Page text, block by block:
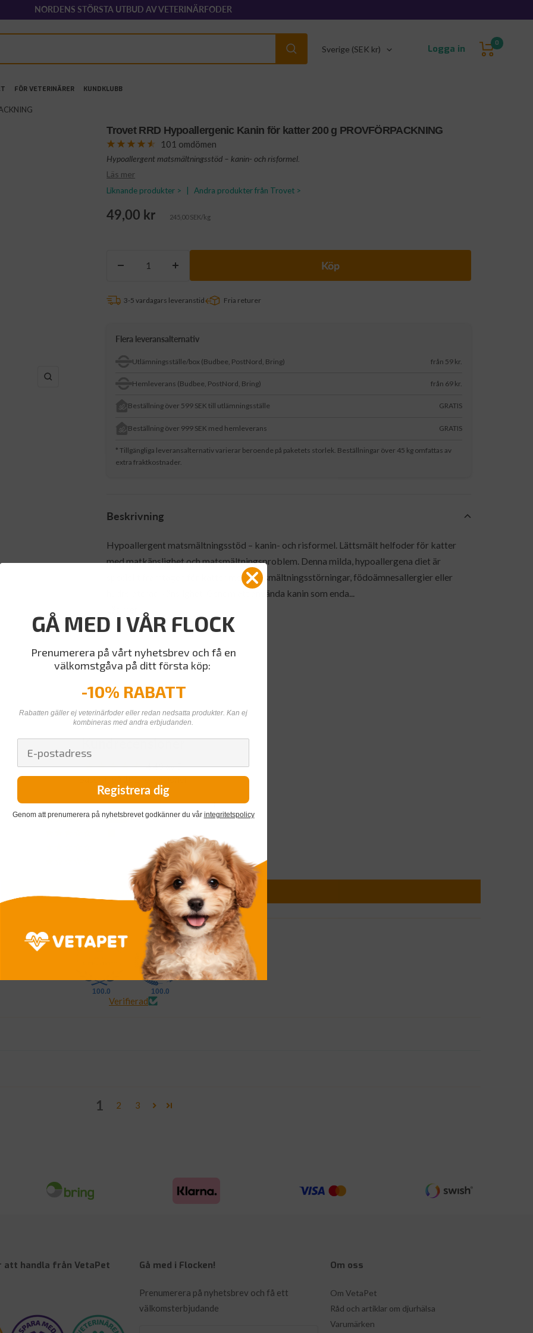
NORDENS STÖRSTA UTBUD AV VETERINÄRFODER
Land/RegionSverige (SEK kr) Logga in
0
FÖR VETERINÄRER KUNDKLUBB
Zooma
Trovet RRD Hypoallergenic Kanin för katter 200 g PROVFÖRPACKNING
101 omdömen
Hypoallergent matsmältningsstöd – kanin- och risformel.
Läs mer
Liknande produkter > | Andra produkter från Trovet >
Rea-
49,00 kr 245,00 SEK/kg
Minska
Köp
3-5 vardagars leveranstid Fria returer
Flera leveransalternativ
Utlämningsställe/box (Budbee, PostNord, Bring) från 59 kr.
Hemleverans (Budbee, PostNord, Bring) från 69 kr.
Beställning över 599 SEK till utlämningsställe GRATIS
Beställning över 999 SEK med hemleverans GRATIS
* Tillgängliga leveransalternativ varierar beroende på paketets storlek. Beställningar över 45 kg omfattas av
extra fraktkostnader.
Beskrivning
Hypoallergent matsmältningsstöd – kanin- och risformel. Lättsmält helfoder för katter
med matkänslighet och matsmältningsproblem. Denna milda, hypoallergena diet är
speciellt framtagen för katter med matsmältningsstörningar, födoämnesallergier eller
hudrelaterad känslighet. Genom att använda kanin som enda...
Kundrecensioner
4.43 av 5
Baserat på 101 recensioner
64
23
5
1
Skriv en recension
100.0 100.0
Verifierad
1 2 3
att handla från VetaPet Gå med i Flocken!
Prenumerera på nyhetsbrev och få ett
välkomsterbjudande
Om oss
Om VetaPet
Råd och artiklar om djurhälsa
Varumärken
GÅ MED I VÅR FLOCK
Prenumerera på vårt nyhetsbrev och få en
välkomstgåva på ditt första köp:
-10% RABATT
Rabatten gäller ej veterinärfoder eller redan nedsatta produkter. Kan ej
kombineras med andra erbjudanden.
Registrera dig
Genom att prenumerera på nyhetsbrevet godkänner du vår integritetspolicy